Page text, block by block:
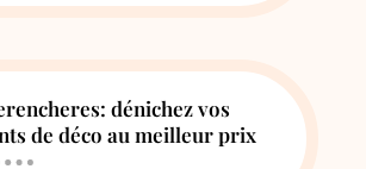
dénichez vos
de déco au meilleur prix